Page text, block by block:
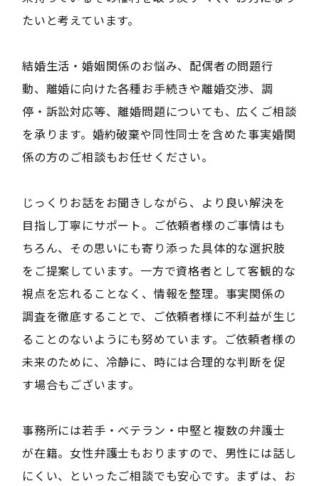
たいと考えています。
結婚生活・婚姻関係のお悩み、配偶者の問題行
動、離婚に向けた各種お手続きや離婚交渉、調
停・訴訟対応等、離婚問題についても、広くご相談
を承ります。婚約破棄や同性同士を含めた事実婚関
係の方のご相談もお任せください。
じっくりお話をお聞きしながら、より良い解決を
目指し丁寧にサポート。ご依頼者様のご事情はも
ちろん、その思いにも寄り添った具体的な選択肢
をご提案しています。一方で資格者として客観的な
視点を忘れることなく、情報を整理。事実関係の
調査を徹底することで、ご依頼者様に不利益が生じ
ることのないようにも努めています。ご依頼者様の
未来のために、冷静に、時には合理的な判断を促
す場合もございます。
事務所には若手・ベテラン・中堅と複数の弁護士
が在籍。女性弁護士もおりますので、男性には話し
にくい、といったご相談でも安心です。まずは、お